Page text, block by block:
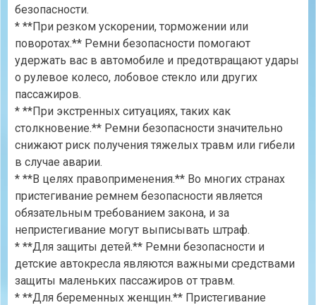
безопасности.
* **При резком ускорении, торможении или
поворотах.** Ремни безопасности помогают
удержать вас в автомобиле и предотвращают удары
о рулевое колесо, лобовое стекло или других
пассажиров.
* **При экстренных ситуациях, таких как
столкновение.** Ремни безопасности значительно
снижают риск получения тяжелых травм или гибели
в случае аварии.
* **В целях правоприменения.** Во многих странах
пристегивание ремнем безопасности является
обязательным требованием закона, и за
непристегивание могут выписывать штраф.
* **Для защиты детей.** Ремни безопасности и
детские автокресла являются важными средствами
защиты маленьких пассажиров от травм.
* **Для беременных женщин.** Пристегивание